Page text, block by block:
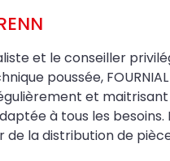
et le conseiller
poussée,
et
à tous les besoins.
de la distribution de